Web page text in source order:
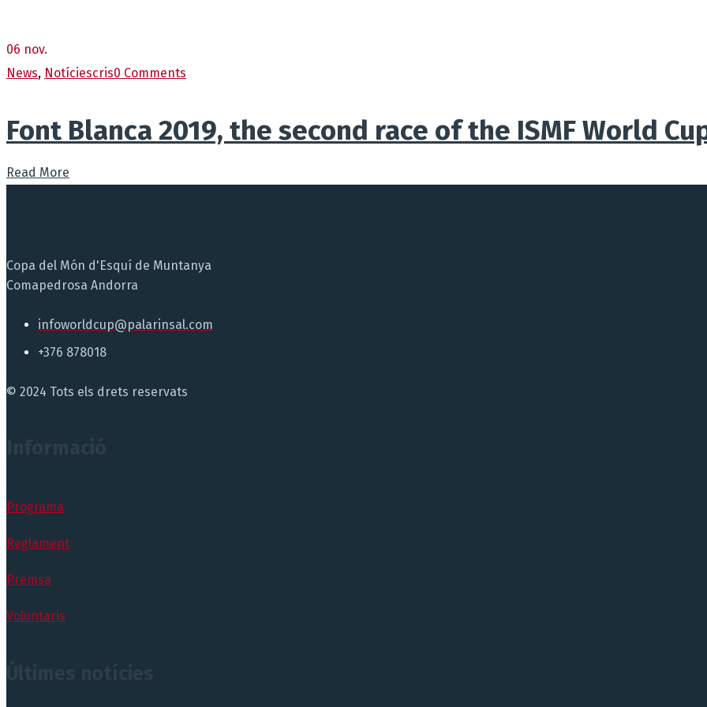
06 nov.
News, Notíciescris0 Comments
Font Blanca 2019, the second race of the ISMF World
Read More
Copa del Món d'Esquí de Muntanya
Comapedrosa Andorra
infoworldcup@palarinsal.com
+376 878018
© 2024 Tots els drets reservats
Programa
Reglament
Premsa
Voluntaris